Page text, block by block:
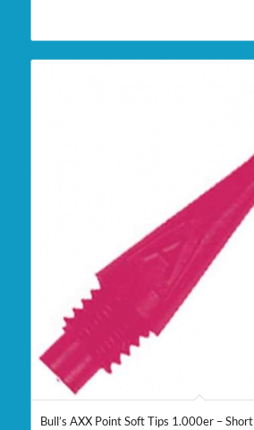
Bull’s AXX Point Soft Tips 1.000er –